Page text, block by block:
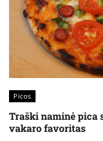
Picos
Traški naminė pica
vakaro favoritas